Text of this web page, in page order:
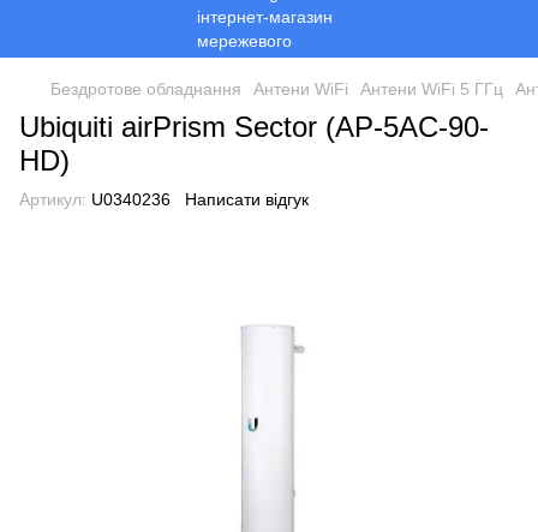
Бездротове обладнання Антени WiFi Антени WiFi 5 ГГц
Ubiquiti airPrism Sector (AP-5AC-90-
HD)
Артикул: U0340236 Написати відгук